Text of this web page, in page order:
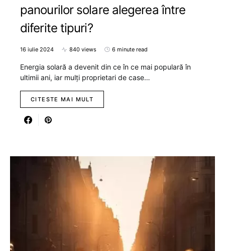
panourilor solare alegerea între
diferite tipuri?
16 iulie 2024 840 views 6 minute read
Energia solară a devenit din ce în ce mai populară în
ultimii ani, iar mulți proprietari de case…
CITESTE MAI MULT